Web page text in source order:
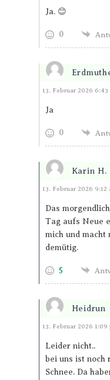
Ja. 😊
0
Antworten
13. Februar 2026 6:43
Ja
0
Karin H.
Antworten
13. Februar 2026 9:12
Das
Tag aufs Neue
mich und macht
demütig.
5
Heidrun
Antworten
13. Februar 2026 1:09
Leider nicht..
bei uns ist noch
Schnee. Da